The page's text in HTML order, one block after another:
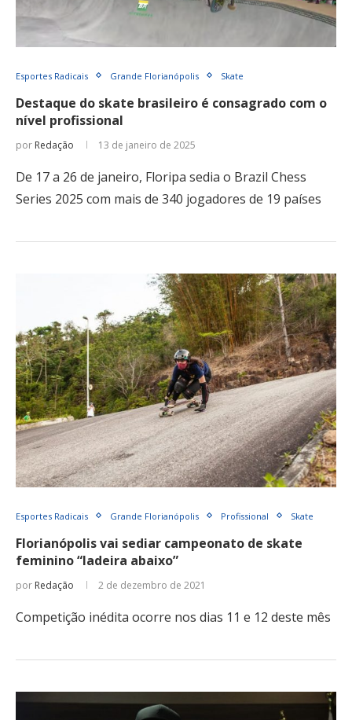
Esportes Radicais Grande Florianópolis Skate
Destaque do skate brasileiro é consagrado com o
nível profissional
por Redação 13 de janeiro de 2025
De 17 a 26 de janeiro, Floripa sedia o Brazil Chess
Series 2025 com mais de 340 jogadores de 19 países
Esportes Radicais Grande Florianópolis Profissional Skate
Florianópolis vai sediar campeonato de skate
feminino “ladeira abaixo”
por Redação 2 de dezembro de 2021
Competição inédita ocorre nos dias 11 e 12 deste mês